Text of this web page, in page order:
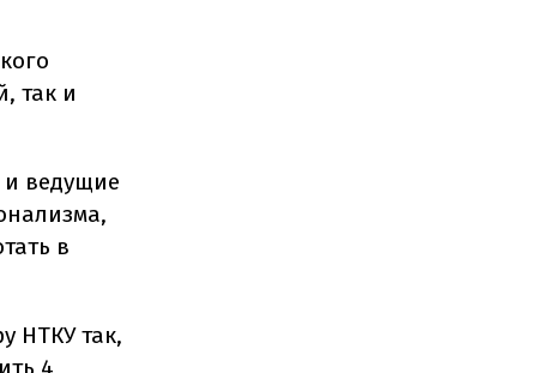
так и
ведущие
в
НТКУ так,